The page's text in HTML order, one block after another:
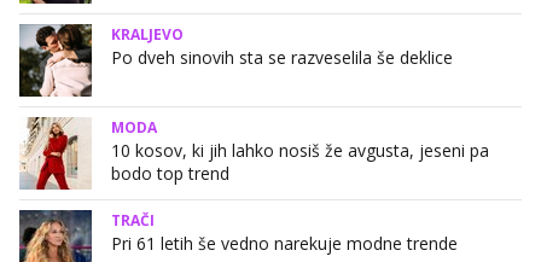
KRALJEVO
Po dveh sinovih sta se razveselila še deklice
MODA
10 kosov, ki jih lahko nosiš že avgusta, jeseni pa
bodo top trend
TRAČI
Pri 61 letih še vedno narekuje modne trende